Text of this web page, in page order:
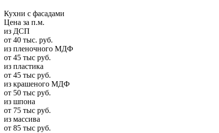
Кухни с фасадами
Цена за п.м.
из ДСП
от 40 тыс. руб.
из пленочного МДФ
от 45 тыс руб.
из пластика
от 45 тыс руб.
из крашеного МДФ
от 50 тыс руб.
из шпона
от 75 тыс руб.
из массива
от 85 тыс руб.